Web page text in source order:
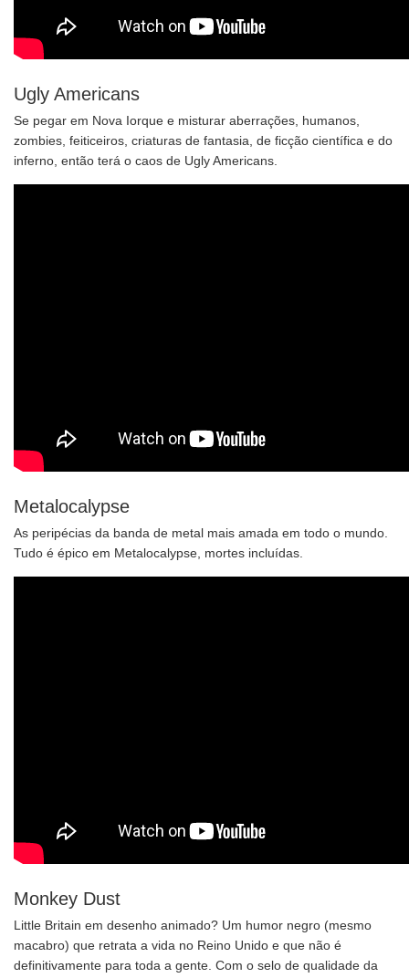
Ugly Americans
Se pegar em Nova Iorque e misturar aberrações, humanos,
zombies, feiticeiros, criaturas de fantasia, de ficção científica e do
inferno, então terá o caos de Ugly Americans.
Metalocalypse
As peripécias da banda de metal mais amada em todo o mundo.
Tudo é épico em Metalocalypse, mortes incluídas.
Monkey Dust
Little Britain em desenho animado? Um humor negro (mesmo
macabro) que retrata a vida no Reino Unido e que não é
definitivamente para toda a gente. Com o selo de qualidade da